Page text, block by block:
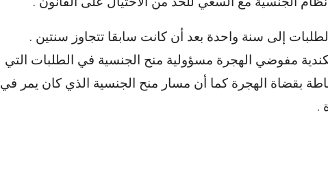
إلى سنة واحدة بعد أن كانت سابقا تتجاوز سنتين .
مفوضي الهجرة مسؤولية منح الجنسية في الطلبات التي
بقضاة الهجرة كما أن مسار منح الجنسية الذي كان يمر في
.